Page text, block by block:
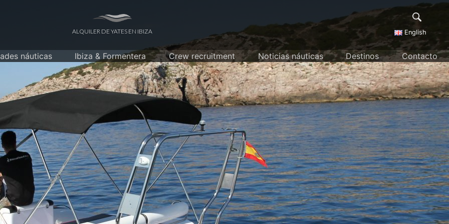
ALQUILER DE YATES EN IBIZA English
náuticas Ibiza & Formentera Crew recruitment Noticias náuticas Destinos Contacto